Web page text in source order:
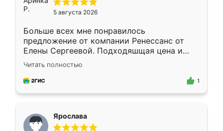
5 августа 2026
Больше всех мне понравилось
предложение от компании Ренессанс от
Елены Сергеевой. Подходяшщая цена и
короткие сроки изготовления. Приехавший
для замера сотрудник Владислав
предложил по моему эскизу самый
Читать полностью
1
Ярослава